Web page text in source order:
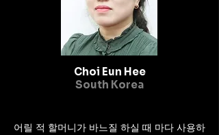
Choi Eun Hee
South Korea
어릴 적 할머니가 바느질 하실 때 마다 사용하